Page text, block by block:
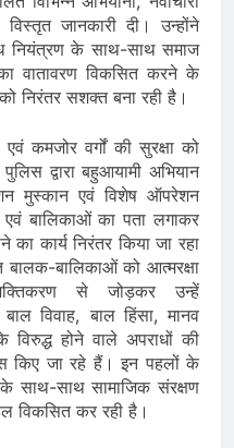
जानकारी दी। उन्होंने
नियंत्रण के साथ-साथ समाज
का वातावरण विकसित करने के
निरंतर सशक्त बना रही है।
कमजोर वर्गों की सुरक्षा को
द्वारा बहुआयामी अभियान
मुस्कान एवं विशेष ऑपरेशन
बालिकाओं का पता लगाकर
का कार्य निरंतर किया जा रहा
बालिकाओं को आत्मरक्षा
से जोड़कर उन्हें
विवाह, बाल हिंसा, मानव
होने वाले अपराधों की
किए जा रहे हैं। इन पहलों के
साथ-साथ सामाजिक संरक्षण
विकसित कर रही है।